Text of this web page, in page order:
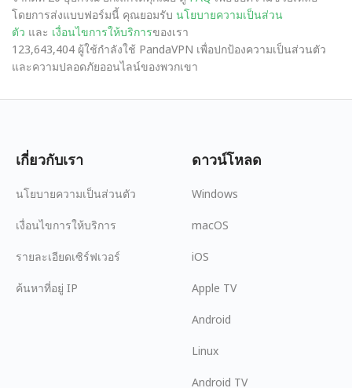
โดยการส่งแบบฟอร์มนี้ คุณยอมรับ นโยบายความเป็นส่วน
ตัว และ เงื่อนไขการให้บริการของเรา
123,643,404 ผู้ใช้กำลังใช้ PandaVPN เพื่อปกป้องความเป็นส่วนตัว
และความปลอดภัยออนไลน์ของพวกเขา
เกี่ยวกับเรา
นโยบายความเป็นส่วนตัว
เงื่อนไขการให้บริการ
รายละเอียดเซิร์ฟเวอร์
ค้นหาที่อยู่ IP
ดาวน์โหลด
Windows
macOS
iOS
Apple TV
Android
Linux
Android TV